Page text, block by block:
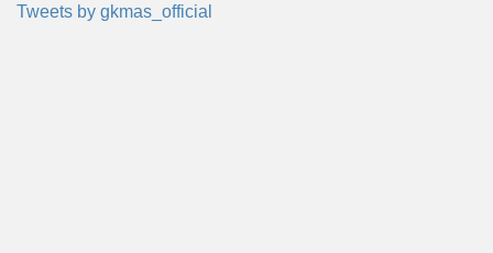
Tweets by gkmas_official